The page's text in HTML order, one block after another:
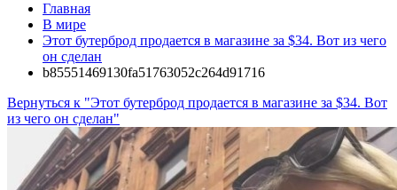
Главная
В мире
Этот бутерброд продается в магазине за $34. Вот из чего
он сделан
b85551469130fa51763052c264d91716
Вернуться к "Этот бутерброд продается в магазине за $34. Вот
из чего он сделан"